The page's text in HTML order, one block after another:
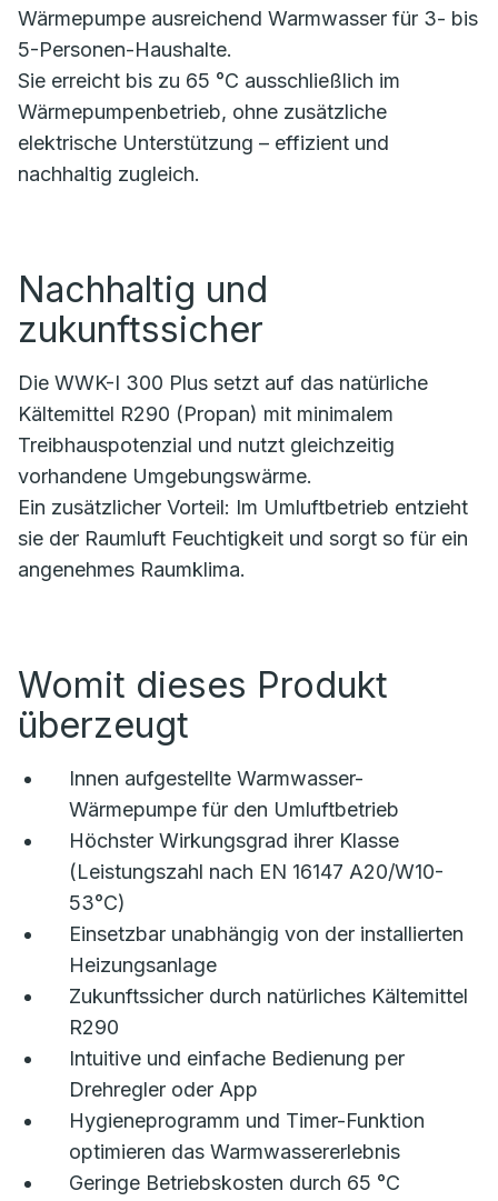
Wärmepumpe ausreichend Warmwasser für 3- bis
5-Personen-Haushalte.
Sie erreicht bis zu 65 °C ausschließlich im
Wärmepumpenbetrieb, ohne zusätzliche
elektrische Unterstützung – effizient und
nachhaltig zugleich.
Nachhaltig und
zukunftssicher
Die WWK-I 300 Plus setzt auf das natürliche
Kältemittel R290 (Propan) mit minimalem
Treibhauspotenzial und nutzt gleichzeitig
vorhandene Umgebungswärme.
Ein zusätzlicher Vorteil: Im Umluftbetrieb entzieht
sie der Raumluft Feuchtigkeit und sorgt so für ein
angenehmes Raumklima.
Womit dieses Produkt
überzeugt
Innen aufgestellte Warmwasser-
Wärmepumpe für den Umluftbetrieb
Höchster Wirkungsgrad ihrer Klasse
(Leistungszahl nach EN 16147 A20/W10-
53°C)
Einsetzbar unabhängig von der installierten
Heizungsanlage
Zukunftssicher durch natürliches Kältemittel
R290
Intuitive und einfache Bedienung per
Drehregler oder App
Hygieneprogramm und Timer-Funktion
optimieren das Warmwassererlebnis
Geringe Betriebskosten durch 65 °C